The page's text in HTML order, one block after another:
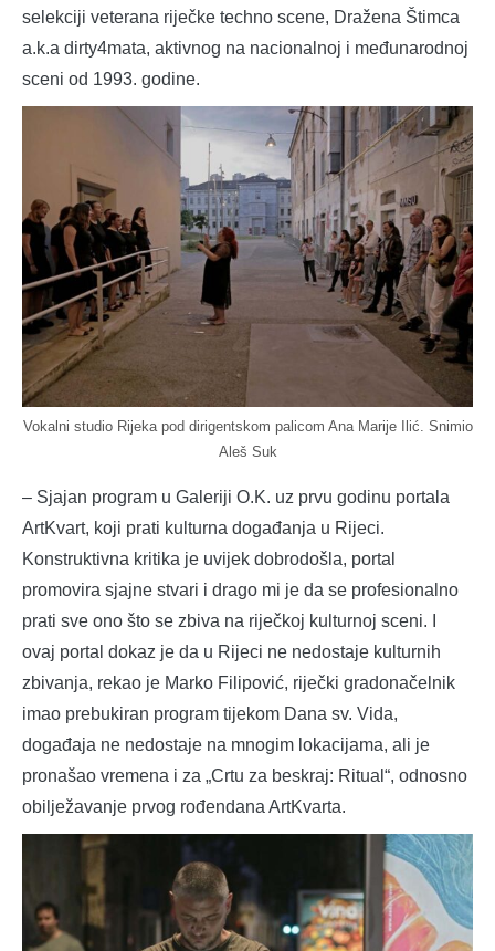
selekciji veterana riječke techno scene, Dražena Štimca
a.k.a dirty4mata, aktivnog na nacionalnoj i međunarodnoj
sceni od 1993. godine.
Vokalni studio Rijeka pod dirigentskom palicom Ana Marije Ilić. Snimio
Aleš Suk
– Sjajan program u Galeriji O.K. uz prvu godinu portala
ArtKvart, koji prati kulturna događanja u Rijeci.
Konstruktivna kritika je uvijek dobrodošla, portal
promovira sjajne stvari i drago mi je da se profesionalno
prati sve ono što se zbiva na riječkoj kulturnoj sceni. I
ovaj portal dokaz je da u Rijeci ne nedostaje kulturnih
zbivanja, rekao je Marko Filipović, riječki gradonačelnik
imao prebukiran program tijekom Dana sv. Vida,
događaja ne nedostaje na mnogim lokacijama, ali je
pronašao vremena i za „Crtu za beskraj: Ritual“, odnosno
obilježavanje prvog rođendana ArtKvarta.